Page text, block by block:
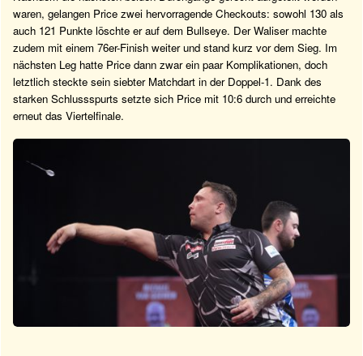
waren, gelangen Price zwei hervorragende Checkouts: sowohl 130 als
auch 121 Punkte löschte er auf dem Bullseye. Der Waliser machte
zudem mit einem 76er-Finish weiter und stand kurz vor dem Sieg. Im
nächsten Leg hatte Price dann zwar ein paar Komplikationen, doch
letztlich steckte sein siebter Matchdart in der Doppel-1. Dank des
starken Schlussspurts setzte sich Price mit 10:6 durch und erreichte
erneut das Viertelfinale.